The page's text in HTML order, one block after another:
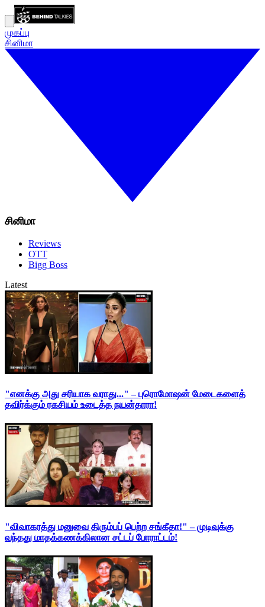
முகப்பு
சினிமா
சினிமா
Reviews
OTT
Bigg Boss
Latest
"எனக்கு அது சரியாக வராது..." – புரொமோஷன் மேடைகளைத்
தவிர்க்கும் ரகசியம் உடைத்த நயன்தாரா!
"விவாகரத்து மனுவை திரும்பப் பெற்ற சங்கீதா!" – முடிவுக்கு
வந்தது மாதக்கணக்கிலான சட்டப் போராட்டம்!